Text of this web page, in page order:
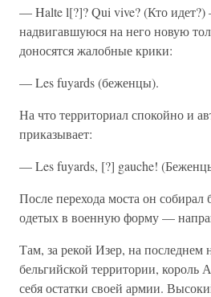
— Halte l[?]? Qui vive? (Кто идет?)
надвигавшуюся на него новую
доносятся жалобные крики:
— Les fuyards (беженцы).
На что территориал спокойно и
приказывает:
— Les fuyards, [?] gauche!
После перехода моста он собирал
одетых в военную форму —
Там, за рекой Изер, на последнем
бельгийской территории, король
себя остатки своей армии.